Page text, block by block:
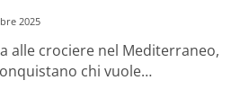
2025
alle crociere nel Mediterraneo,
chi vuole…